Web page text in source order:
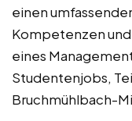
einen
Kompetenzen
eines
Studentenjobs,
Bruchmühlbach-